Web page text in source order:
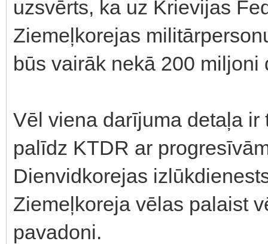
uzsvērts, ka uz Krievijas
Ziemeļkorejas
būs vairāk nekā 200 miljoni
Vēl viena darījuma detaļa
palīdz KTDR ar
Dienvidkorejas
Ziemeļkoreja vēlas palaist
pavadoni.